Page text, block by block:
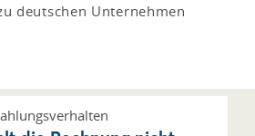
deutschen Unternehmen